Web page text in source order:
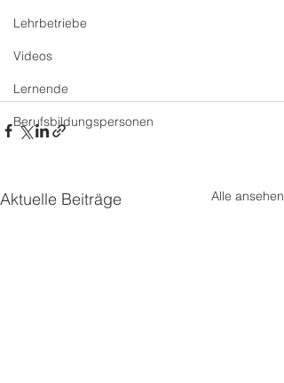
Lehrbetriebe
Videos
Lernende
Berufsbildungspersonen
Aktuelle Beiträge Alle ansehen